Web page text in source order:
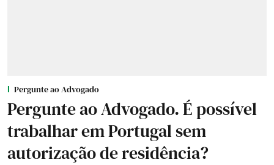
Pergunte ao Advogado
Pergunte ao Advogado. É possível
trabalhar em Portugal sem
autorização de residência?